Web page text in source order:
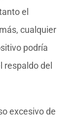
el
cualquier
podría
respaldo del
excesivo de